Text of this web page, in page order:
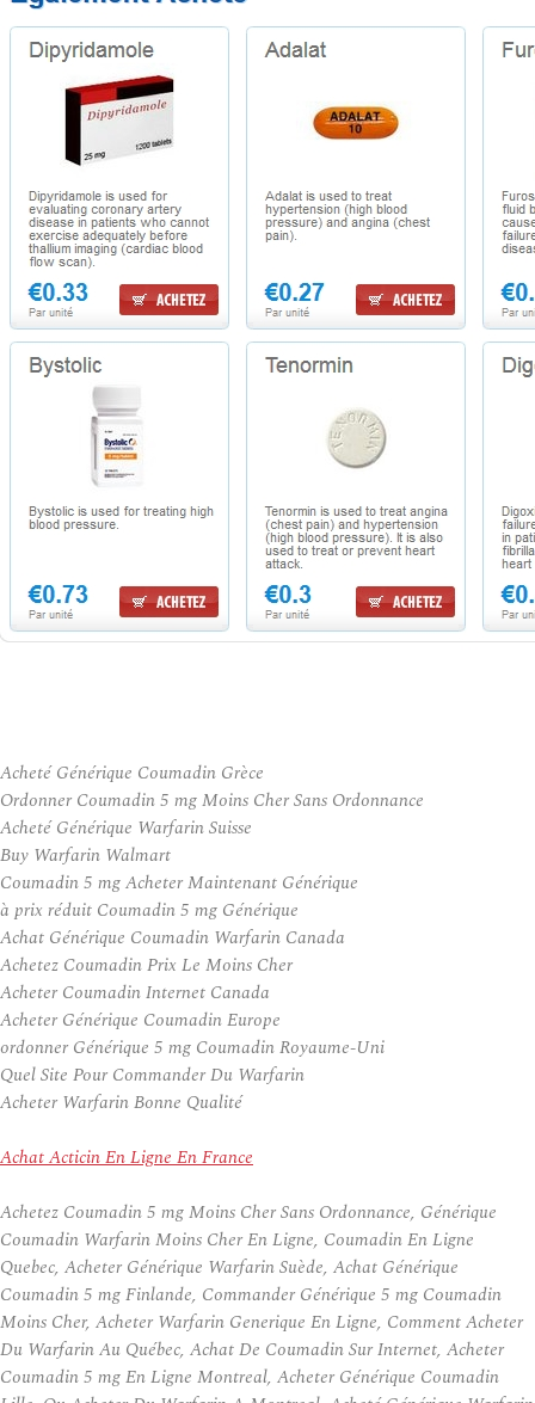
Acheté Générique Coumadin Grèce
Ordonner Coumadin 5 mg Moins Cher Sans Ordonnance
Acheté Générique Warfarin Suisse
Buy Warfarin Walmart
Coumadin 5 mg Acheter Maintenant Générique
à prix réduit Coumadin 5 mg Générique
Achat Générique Coumadin Warfarin Canada
Achetez Coumadin Prix Le Moins Cher
Acheter Coumadin Internet Canada
Acheter Générique Coumadin Europe
ordonner Générique 5 mg Coumadin Royaume-Uni
Quel Site Pour Commander Du Warfarin
Acheter Warfarin Bonne Qualité
Achat Acticin En Ligne En France
Achetez Coumadin 5 mg Moins Cher Sans Ordonnance, Générique
Coumadin Warfarin Moins Cher En Ligne, Coumadin En Ligne
Quebec, Acheter Générique Warfarin Suède, Achat Générique
Coumadin 5 mg Finlande, Commander Générique 5 mg Coumadin
Moins Cher, Acheter Warfarin Generique En Ligne, Comment Acheter
Du Warfarin Au Québec, Achat De Coumadin Sur Internet, Acheter
Coumadin 5 mg En Ligne Montreal, Acheter Générique Coumadin